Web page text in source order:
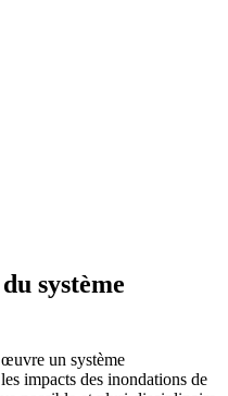
système
un système
impacts des inondations de